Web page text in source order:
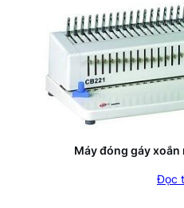
Máy đóng gáy xoắn
Đọc